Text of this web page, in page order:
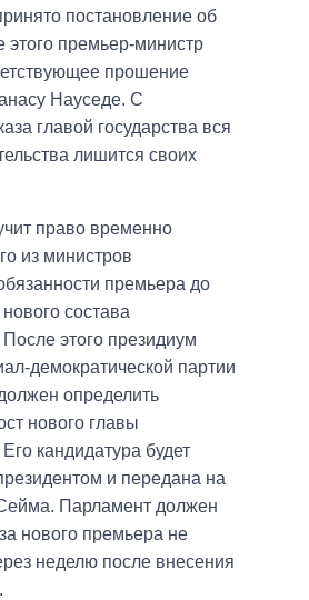
постановление об
этого премьер-министр
прошение
Науседе. С
главой государства вся
лишится своих
право временно
из министров
премьера до
состава
После этого президиум
демократической партии
определить
нового главы
кандидатура будет
и передана на
Парламент должен
нового премьера не
неделю после внесения